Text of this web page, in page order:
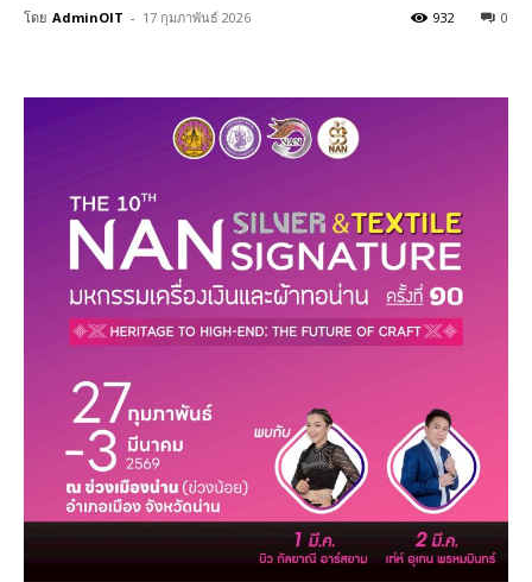
โดย AdminOIT - 17 กุมภาพันธ์ 2026 0
932